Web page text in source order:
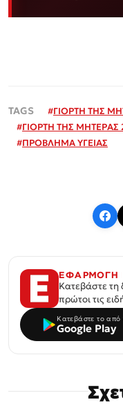
#ΓΙΟΡΤΗ ΤΗΣ
#ΓΙΟΡΤΗ ΤΗΣ ΜΗΤΕΡΑΣ
#ΠΡΟΒΛΗΜΑ ΥΓΕΙΑΣ
ΕΦΑΡΜΟΓΗ
Κατεβάστε τη
πρώτοι τις
Κατεβάστε το από
Google Play